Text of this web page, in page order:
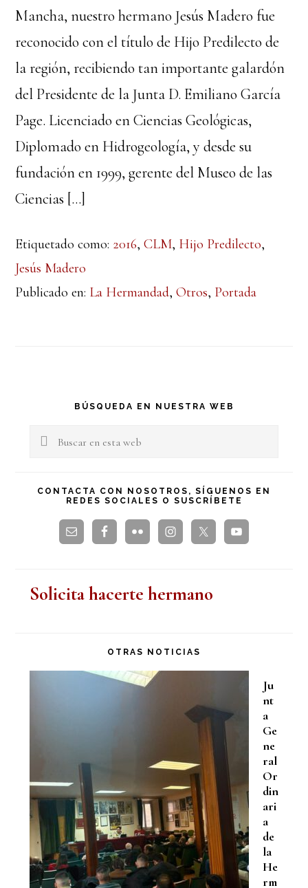
Mancha, nuestro hermano Jesús Madero fue
reconocido con el título de Hijo Predilecto de
la región, recibiendo tan importante galardón
del Presidente de la Junta D. Emiliano García
Page. Licenciado en Ciencias Geológicas,
Diplomado en Hidrogeología, y desde su
fundación en 1999, gerente del Museo de las
Ciencias […]
Etiquetado como: 2016,CLM, Hijo Predilecto,
Jesús Madero
Publicado en: La Hermandad,Otros, Portada
Barra
lateral
BÚSQUEDA EN NUESTRA WEB
Buscar
esta
CONTACTA CON NOSOTROS, SÍGUENOS EN
REDES SOCIALES O SUSCRÍBETE
Solicita hacerte hermano
OTRAS NOTICIAS
Ju
nt
a
Ge
ne
ral
Or
din
ari
a
de
la
He
rm